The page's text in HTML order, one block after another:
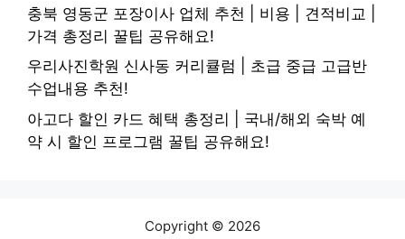
충북 영동군 포장이사 업체 추천 | 비용 | 견적비교 |
가격 총정리 꿀팁 공유해요!
우리사진학원 신사동 커리큘럼 | 초급 중급 고급반
수업내용 추천!
아고다 할인 카드 혜택 총정리 | 국내/해외 숙박 예
약 시 할인 프로그램 꿀팁 공유해요!
Copyright © 2026